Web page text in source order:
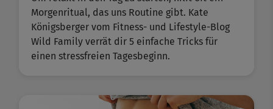
Morgenritual, das uns Routine gibt. Kate
Königsberger vom Fitness- und Lifestyle-Blog
Wild Family verrät dir 5 einfache Tricks für
einen stressfreien Tagesbeginn.